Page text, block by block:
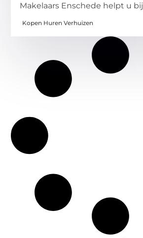
Makelaars Enschede helpt u bij
Kopen Huren Verhuizen